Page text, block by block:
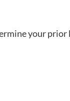
your prior